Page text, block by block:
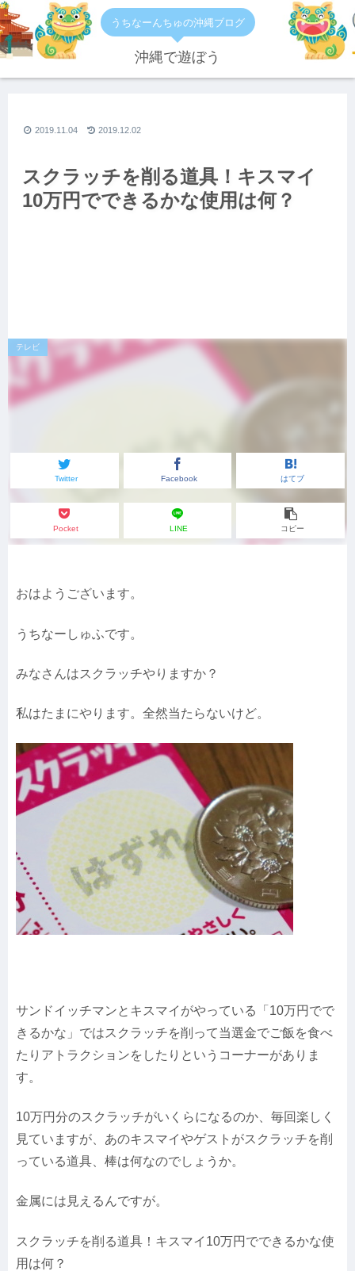
うちなーんちゅの沖縄ブログ
沖縄で遊ぼう
スクラッチを削る道具！キスマイ
10万円でできるかな使用は何？
テレビ
Twitter Facebook はてブ
Pocket LINE コピー
2019.12.02
2019.11.04
おはようございます。
うちなーしゅふです。
みなさんはスクラッチやりますか？
私はたまにやります。全然当たらないけど。
サンドイッチマンとキスマイがやっている「10万円でで
きるかな」ではスクラッチを削って当選金でご飯を食べ
たりアトラクションをしたりというコーナーがありま
す。
10万円分のスクラッチがいくらになるのか、毎回楽しく
見ていますが、あのキスマイやゲストがスクラッチを削
っている道具、棒は何なのでしょうか。
金属には見えるんですが。
スクラッチを削る道具！キスマイ10万円でできるかな使
用は何？